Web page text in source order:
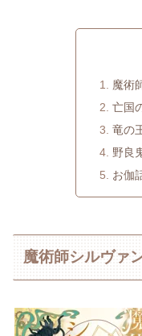
魔術
亡国
竜の
野良
お伽
魔術師シルヴァ